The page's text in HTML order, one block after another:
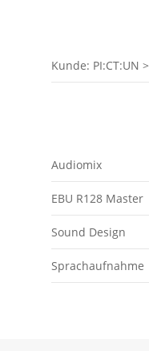
Kunde: PI:CT:UN >
Audiomix
EBU R128 Master
Sound Design
Sprachaufnahme